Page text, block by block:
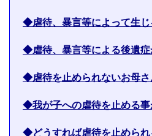
◆虐待、暴言等によって生じ
◆虐待、暴言等による後遺症
◆虐待を止められないお母
◆我が子への虐待を止める
◆どうすれば虐待を止められ